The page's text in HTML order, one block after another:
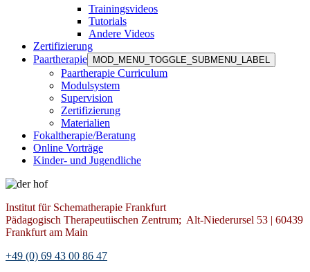
Trainingsvideos
Tutorials
Andere Videos
Zertifizierung
Paartherapie MOD_MENU_TOGGLE_SUBMENU_LABEL
Paartherapie Curriculum
Modulsystem
Supervision
Zertifizierung
Materialien
Fokaltherapie/Beratung
Online Vorträge
Kinder- und Jugendliche
Institut für Schematherapie Frankfurt
Pädagogisch Therapeutiischen Zentrum; Alt-Niederursel 53 | 60439
Frankfurt am Main
+49 (0) 69 43 00 86 47